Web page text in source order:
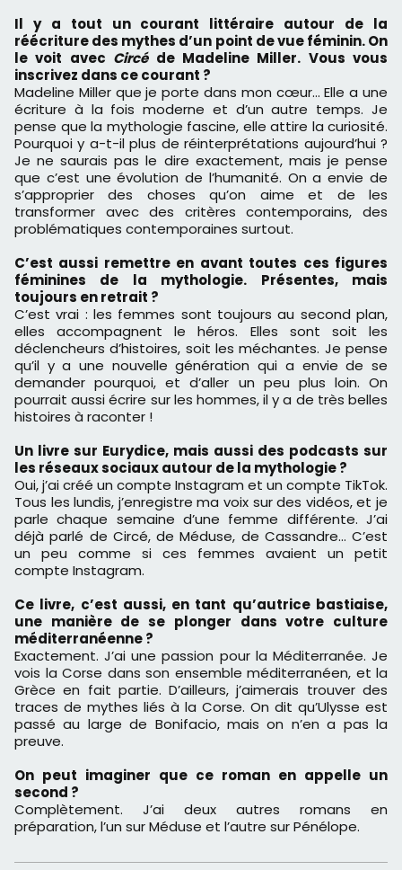
Il y a tout un courant littéraire autour de la
réécriture des mythes d’un point de vue féminin. On
le voit avec Circéde Madeline Miller. Vous vous
inscrivez dans ce courant ?
Madeline Miller que je porte dans mon cœur… Elle a une
écriture à la fois moderne et d’un autre temps. Je
pense que la mythologie fascine, elle attire la curiosité.
Pourquoi y a-t-il plus de réinterprétations aujourd’hui ?
Je ne saurais pas le dire exactement, mais je pense
que c’est une évolution de l’humanité. On a envie de
s’approprier des choses qu’on aime et de les
transformer avec des critères contemporains, des
problématiques contemporaines surtout.
C’est aussi remettre en avant toutes ces figures
féminines de la mythologie. Présentes, mais
toujours en retrait ?
C’est vrai : les femmes sont toujours au second plan,
elles accompagnent le héros. Elles sont soit les
déclencheurs d’histoires, soit les méchantes. Je pense
qu’il y a une nouvelle génération qui a envie de se
demander pourquoi, et d’aller un peu plus loin. On
pourrait aussi écrire sur les hommes, il y a de très belles
histoires à raconter !
Un livre sur Eurydice, mais aussi des podcasts sur
les réseaux sociaux autour de la mythologie ?
Oui, j’ai créé un compte Instagram et un compte TikTok.
Tous les lundis, j’enregistre ma voix sur des vidéos, et je
parle chaque semaine d’une femme différente. J’ai
déjà parlé de Circé, de Méduse, de Cassandre… C’est
un peu comme si ces femmes avaient un petit
compte Instagram.
Ce livre, c’est aussi, en tant qu’autrice bastiaise,
une manière de se plonger dans votre culture
méditerranéenne ?
Exactement. J’ai une passion pour la Méditerranée. Je
vois la Corse dans son ensemble méditerranéen, et la
Grèce en fait partie. D’ailleurs, j’aimerais trouver des
traces de mythes liés à la Corse. On dit qu’Ulysse est
passé au large de Bonifacio, mais on n’en a pas la
preuve.
On peut imaginer que ce roman en appelle un
second ?
Complètement. J’ai deux autres romans en
préparation, l’un sur Méduse et l’autre sur Pénélope.